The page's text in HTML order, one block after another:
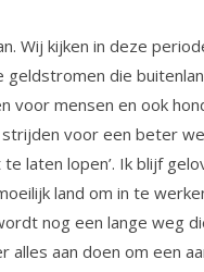
Wij kijken in deze
die
mensen en ook
voor een beter
laten lopen’. Ik blijf
land om in te
nog een lange weg
aan doen om een